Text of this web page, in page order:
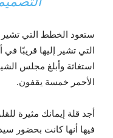
ستعود الخطط التي تشير
التي تشير إليها قريبًا
استغاثة وأبلغ مجلس
الأحمر خمسة يقفون.
أجد قلة إيمانك مثيرة
فيها أنها كانت بحضور